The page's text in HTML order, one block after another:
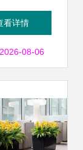
绿植租借的
位指南
看详情
08-06